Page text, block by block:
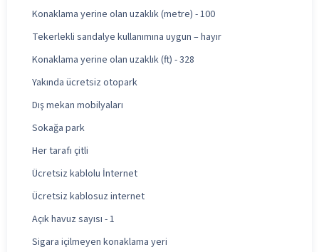
Konaklama yerine olan uzaklık (metre) - 100
Tekerlekli sandalye kullanımına uygun – hayır
Konaklama yerine olan uzaklık (ft) - 328
Yakında ücretsiz otopark
Dış mekan mobilyaları
Sokağa park
Her tarafı çitli
Ücretsiz kablolu İnternet
Ücretsiz kablosuz internet
Açık havuz sayısı - 1
Sigara içilmeyen konaklama yeri